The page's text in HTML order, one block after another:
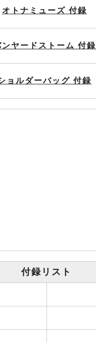
オトナミューズ 付録
ンヤードストーム 付録
ョルダーバッグ 付録
付録リスト